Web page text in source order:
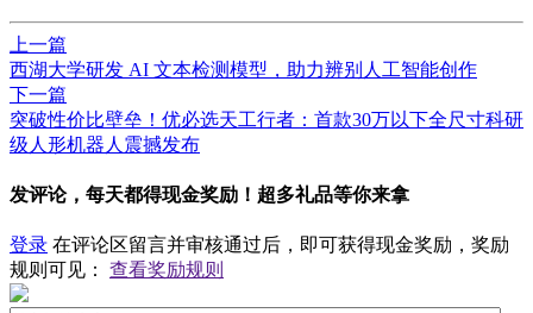
上一篇
​西湖大学研发 AI 文本检测模型，助力辨别人工智能创作
下一篇
突破性价比壁垒！优必选天工行者：首款30万以下全尺寸科研
级人形机器人震撼发布
发评论，每天都得现金奖励！超多礼品等你来拿
登录 在评论区留言并审核通过后，即可获得现金奖励，奖励
规则可见： 查看奖励规则